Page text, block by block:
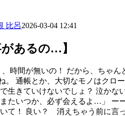
比呂2026-03-04 12:41
あるの…】
時間が無いの！ だから、ちゃ
。 通帳とか、大切なモノはク
きていけないでしょ？ 泣か
いつか、必ず会えるよ…」 ー
て！ 良い？ 消えちゃう前に